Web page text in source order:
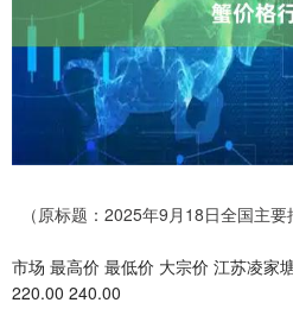
（原标题：2025年9月18日全国主
市场 最高价 最低价 大宗价 江苏凌家
220.00 240.00